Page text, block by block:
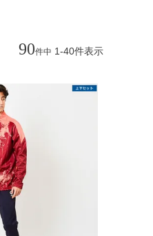
90件中 1-40件表示